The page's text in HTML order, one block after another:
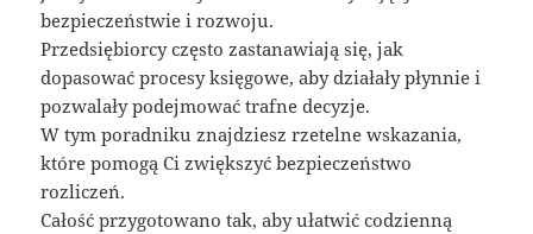
bezpieczeństwie i rozwoju.
Przedsiębiorcy często zastanawiają się, jak
dopasować procesy księgowe, aby działały płynnie i
pozwalały podejmować trafne decyzje.
W tym poradniku znajdziesz rzetelne wskazania,
które pomogą Ci zwiększyć bezpieczeństwo
rozliczeń.
Całość przygotowano tak, aby ułatwić codzienną